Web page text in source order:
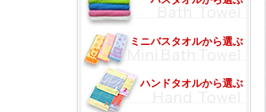
ミニバスタオルから選ぶ
ハンドタオルから選ぶ